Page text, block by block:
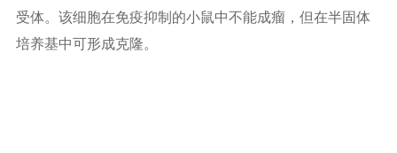
受体。该细胞在免疫抑制的小鼠中不能成瘤，但在半固体
培养基中可形成克隆。